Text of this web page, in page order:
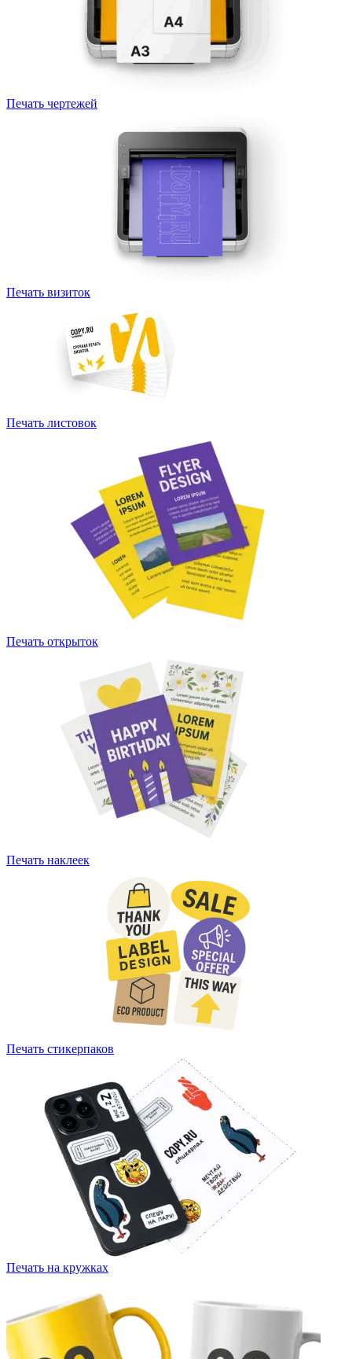
Печать чертежей
Печать визиток
Печать листовок
Печать открыток
Печать наклеек
Печать стикерпаков
Печать на кружках